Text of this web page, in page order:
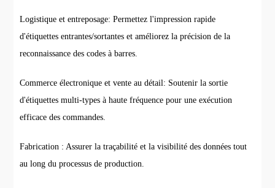
Logistique et entreposage: Permettez l'impression rapide
d'étiquettes entrantes/sortantes et améliorez la précision de la
reconnaissance des codes à barres.
Commerce électronique et vente au détail: Soutenir la sortie
d'étiquettes multi-types à haute fréquence pour une exécution
efficace des commandes.
Fabrication : Assurer la traçabilité et la visibilité des données tout
au long du processus de production.